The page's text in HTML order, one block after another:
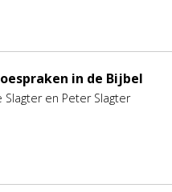
in de Bijbel
Slagter en Peter Slagter